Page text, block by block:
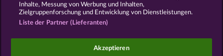
Social Casino Spiele dienen der reinen Unterhaltung
Inhalte, Messung von Werbung und Inhalten,
Zielgruppenforschung und Entwicklung von Dienstleistungen.
Liste der Partner (Lieferanten)
Akzeptieren